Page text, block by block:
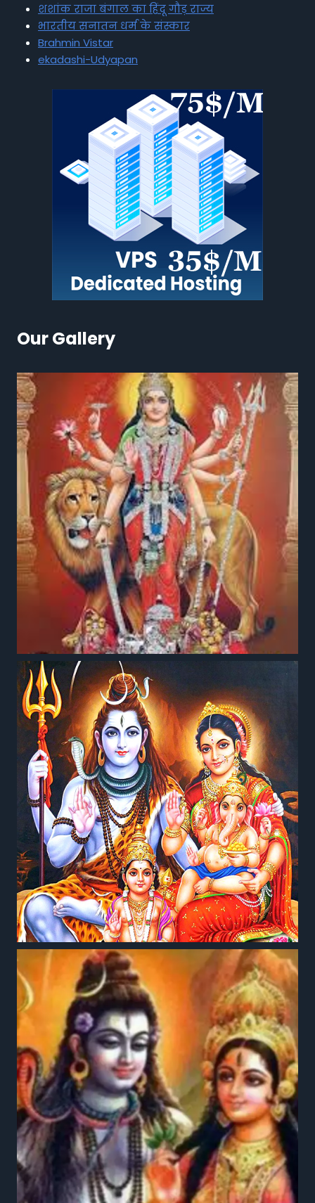
शशांक राजा बंगाल का हिंदू गौड़ राज्य
भारतीय सनातन धर्म के संस्कार
Brahmin Vistar
ekadashi-Udyapan
Our Gallery